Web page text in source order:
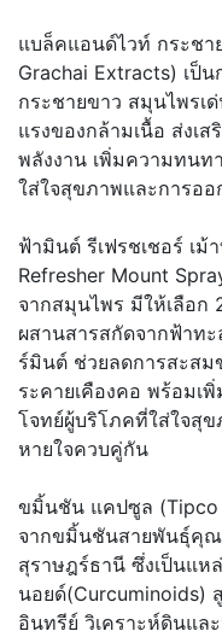
แบล็คแอนด์ไวท์ กระชา
Grachai Extracts) เป็
กระชายขาว สมุนไพรเ
แรงของกล้ามเนื้อ ส่งเ
พลังงาน เพิ่มความทนท
ใส่ใจสุขภาพและการออ
ฟ้ามินต์ รีเฟรชเชอร์ เม้
Refresher Mount
จากสมุนไพร มีให้เลือก
ผสานสารสกัดจากฟ้าทะ
ร์มินต์ ช่วยลดการสะสม
ระคายเคืองคอ พร้อมเ
โจทย์ผู้บริโภคที่ใส่ใจสุ
หายใจควบคู่กัน
ขมิ้นชัน แคปซูล (Tipco
จากขมิ้นชันสายพันธุ์คุณ
สุราษฎร์ธานี ซึ่งเป็นแห
นอยด์(Curcuminoids)
อินทรีย์ วิเคราะห์ดินแล